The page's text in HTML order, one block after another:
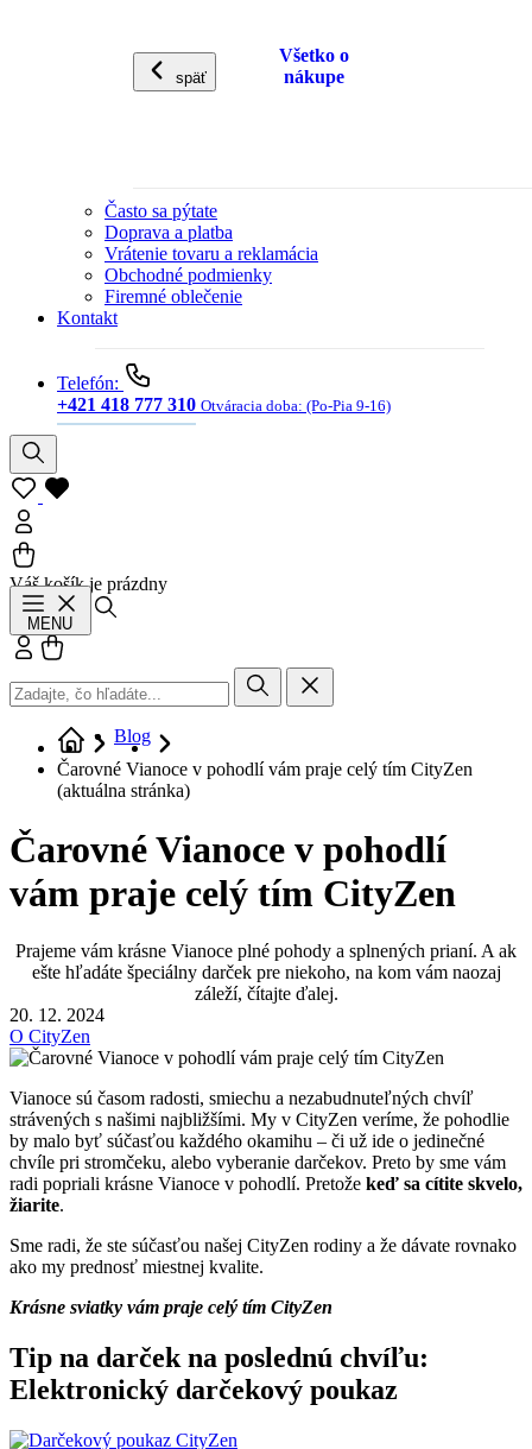
späť
Všetko o
nákupe
Často sa pýtate
Doprava a platba
Vrátenie tovaru a reklamácia
Obchodné podmienky
Firemné oblečenie
Kontakt
Telefón:
+421 418 777 310 Otváracia doba: (Po-Pia 9-16)
Váš košík je prázdny
MENU
Prihlásiť sa
Blog
Čarovné Vianoce v pohodlí vám praje celý tím CityZen
(aktuálna stránka)
Čarovné Vianoce v pohodlí
vám praje celý tím CityZen
Prajeme vám krásne Vianoce plné pohody a splnených prianí. A ak
ešte hľadáte špeciálny darček pre niekoho, na kom vám naozaj
záleží, čítajte ďalej.
20. 12. 2024
O CityZen
Vianoce sú časom radosti, smiechu a nezabudnuteľných chvíľ
strávených s našimi najbližšími. My v CityZen veríme, že pohodlie
by malo byť súčasťou každého okamihu – či už ide o jedinečné
chvíle pri stromčeku, alebo vyberanie darčekov. Preto by sme vám
radi popriali krásne Vianoce v pohodlí. Pretože keď sa cítite skvelo,
žiarite.
Sme radi, že ste súčasťou našej CityZen rodiny a že dávate rovnako
ako my prednosť miestnej kvalite.
Krásne sviatky vám praje celý tím CityZen
Tip na darček na poslednú chvíľu:
Elektronický darčekový poukaz